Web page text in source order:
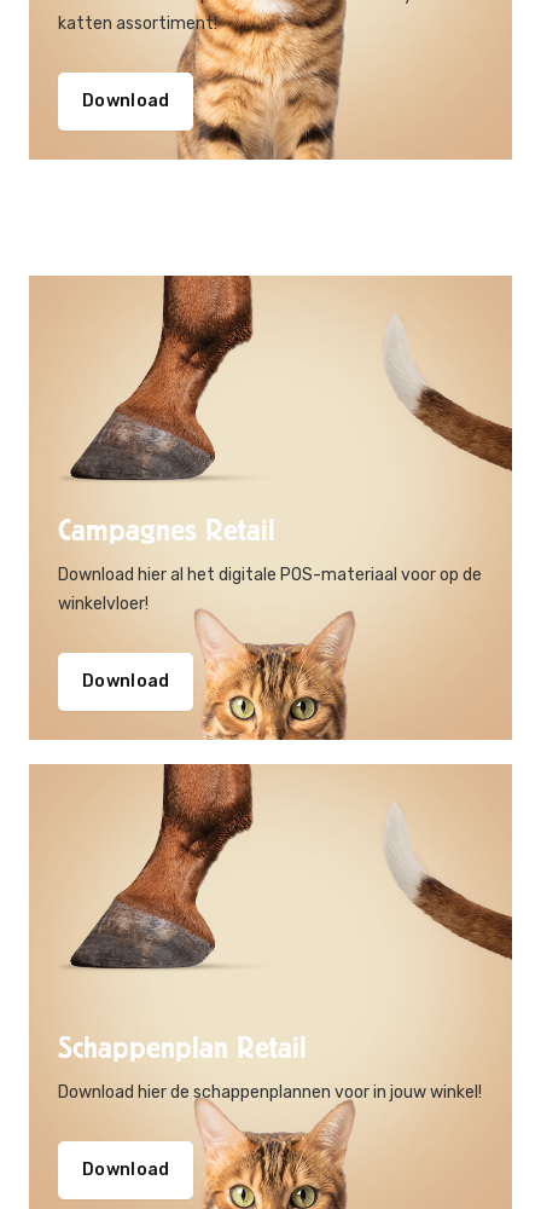
katten assortiment!
Download
Campagnes Retail
Download hier al het digitale POS-materiaal voor op de
winkelvloer!
Download
Schappenplan Retail
Download hier de schappenplannen voor in jouw winkel!
Download